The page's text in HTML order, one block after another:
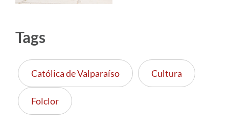
Tags
Católica de Valparaíso Cultura
Folclor